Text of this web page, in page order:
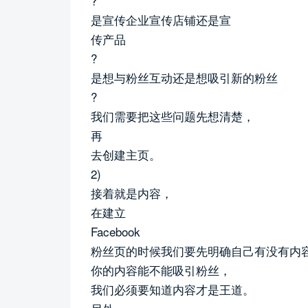
是宣传企业宣传店铺还是宣
传产品
?
是想与粉丝互动还是想吸引新的粉丝
?
我们需要把这些问题先想清楚，
再
去创建主页。
2)
接着就是内容，
在建立
Facebook
粉丝页的时候我们要先明确自己有没有内
你的内容能不能吸引粉丝，
我们必须要知道内容才是王道。